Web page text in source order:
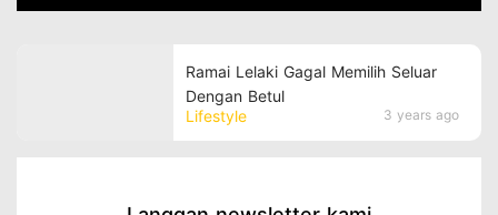
Lifestyle 3 years ago
Ramai Lelaki Gagal Memilih Seluar
Dengan Betul